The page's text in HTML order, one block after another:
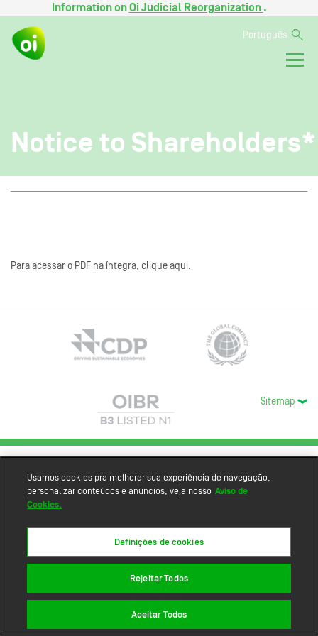
Information onOi Judicial Reorganization .
Português
Notice to Shareholders*
Para acessar o PDF na íntegra, clique aqui.
Sitemap
Usamos cookies pra melhorar sua experiência de navegação,
personalizar conteúdos e anúncios, veja nosso Aviso de
Cookies.
Definições de cookies
Rejeitar Todos
Aceitar Todos